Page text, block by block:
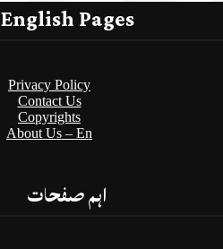
English Pages
Privacy Policy
Contact Us
Copyrights
About Us – En
اہم صفحات